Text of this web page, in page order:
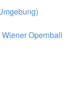
Wiener Opernball